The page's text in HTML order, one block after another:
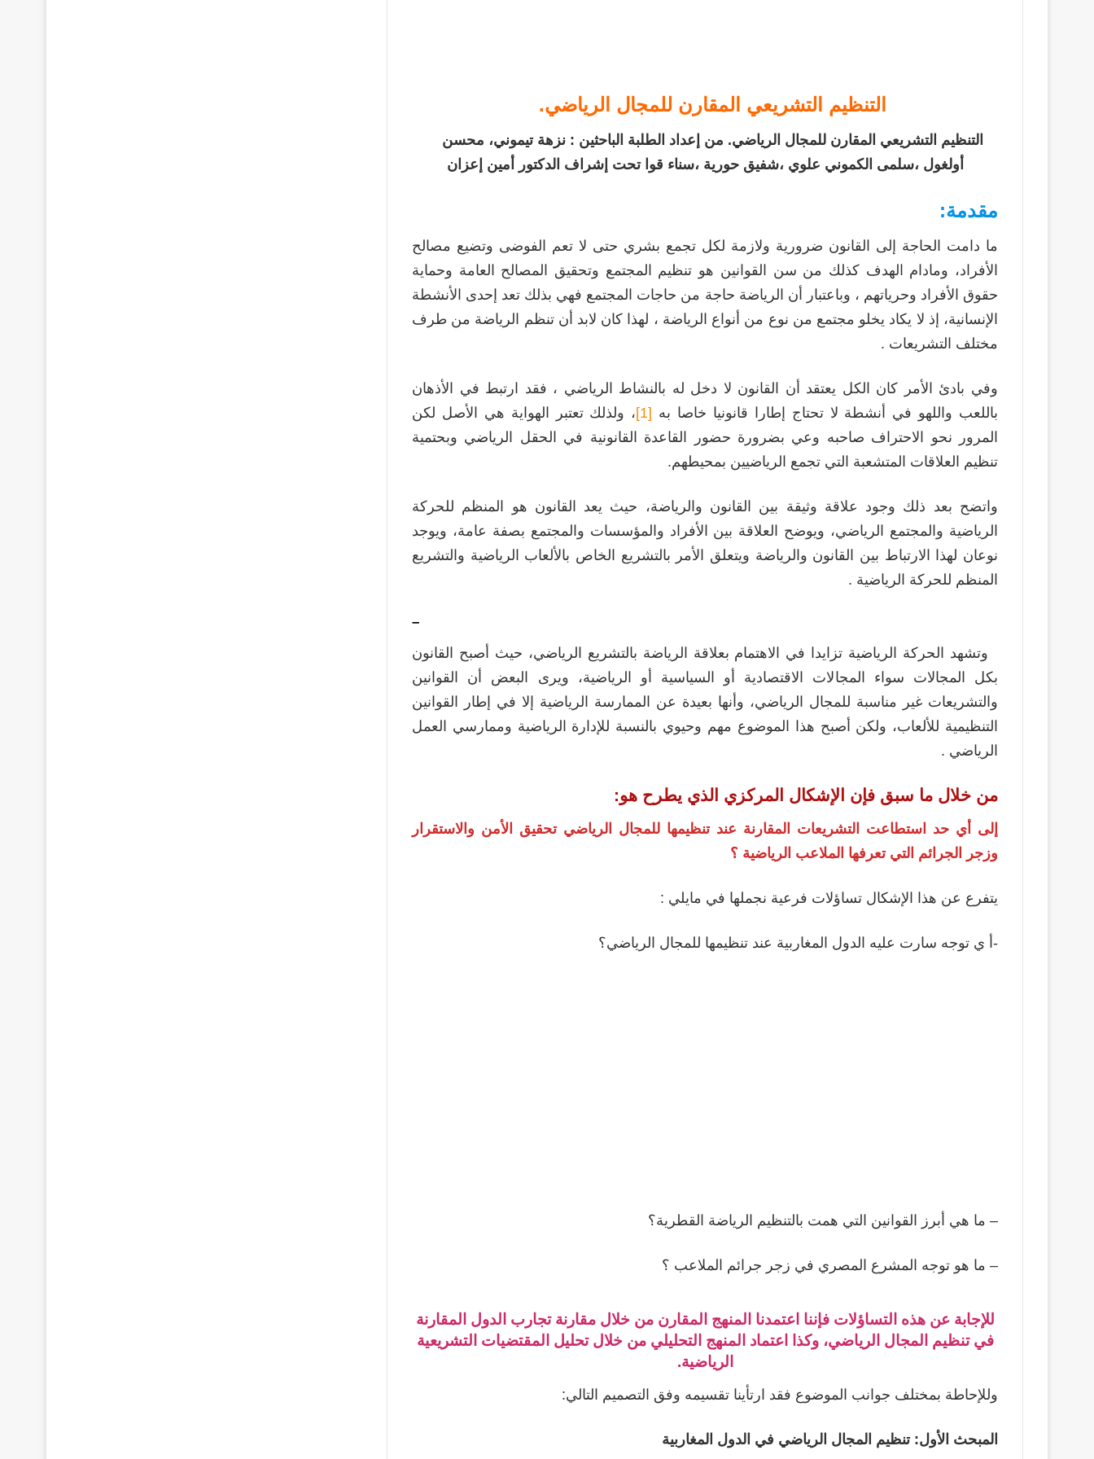
التنظيم التشريعي المقارن للمجال الرياضي.
التنظيم التشريعي المقارن للمجال الرياضي. من إعداد الطلبة الباحثين : نزهة تيموني، محسن
أولغول ،سلمى الكموني علوي ،شفيق حورية ،سناء قوا تحت إشراف الدكتور أمين إعزان
مقدمة:
ما دامت الحاجة إلى القانون ضرورية ولازمة لكل تجمع بشري حتى لا تعم الفوضى وتضيع مصالح
الأفراد، ومادام الهدف كذلك من سن القوانين هو تنظيم المجتمع وتحقيق المصالح العامة وحماية
حقوق الأفراد وحرياتهم ، وباعتبار أن الرياضة حاجة من حاجات المجتمع فهي بذلك تعد إحدى الأنشطة
الإنسانية، إذ لا يكاد يخلو مجتمع من نوع من أنواع الرياضة ، لهذا كان لابد أن تنظم الرياضة من طرف
مختلف التشريعات .
وفي بادئ الأمر كان الكل يعتقد أن القانون لا دخل له بالنشاط الرياضي ، فقد ارتبط في الأذهان
باللعب واللهو في أنشطة لا تحتاج إطارا قانونيا خاصا به [1]
، ولذلك تعتبر الهواية هي الأصل لكن
المرور نحو الاحتراف صاحبه وعي بضرورة حضور القاعدة القانونية في الحقل الرياضي وبحتمية
تنظيم العلاقات المتشعبة التي تجمع الرياضيين بمحيطهم.
واتضح بعد ذلك وجود علاقة وثيقة بين القانون والرياضة، حيث يعد القانون هو المنظم للحركة
الرياضية والمجتمع الرياضي، ويوضح العلاقة بين الأفراد والمؤسسات والمجتمع بصفة عامة، ويوجد
نوعان لهذا الارتباط بين القانون والرياضة ويتعلق الأمر بالتشريع الخاص بالألعاب الرياضية والتشريع
المنظم للحركة الرياضية .
–
وتشهد الحركة الرياضية تزايدا في الاهتمام بعلاقة الرياضة بالتشريع الرياضي، حيث أصبح القانون
بكل المجالات سواء المجالات الاقتصادية أو السياسية أو الرياضية، ويرى البعض أن القوانين
والتشريعات غير مناسبة للمجال الرياضي، وأنها بعيدة عن الممارسة الرياضية إلا في إطار القوانين
التنظيمية للألعاب، ولكن أصبح هذا الموضوع مهم وحيوي بالنسبة للإدارة الرياضية وممارسي العمل
الرياضي .
من خلال ما سبق فإن الإشكال المركزي الذي يطرح هو:
إلى أي حد استطاعت التشريعات المقارنة عند تنظيمها للمجال الرياضي تحقيق الأمن والاستقرار
وزجر الجرائم التي تعرفها الملاعب الرياضية ؟
يتفرع عن هذا الإشكال تساؤلات فرعية نجملها في مايلي :
-أ ي توجه سارت عليه الدول المغاربية عند تنظيمها للمجال الرياضي؟
– ما هي أبرز القوانين التي همت بالتنظيم الرياضة القطرية؟
– ما هو توجه المشرع المصري في زجر جرائم الملاعب ؟
للإجابة عن هذه التساؤلات فإننا اعتمدنا المنهج المقارن من خلال مقارنة تجارب الدول المقارنة
في تنظيم المجال الرياضي، وكذا اعتماد المنهج التحليلي من خلال تحليل المقتضيات التشريعية
الرياضية.
وللإحاطة بمختلف جوانب الموضوع فقد ارتأينا تقسيمه وفق التصميم التالي:
المبحث الأول: تنظيم المجال الرياضي في الدول المغاربية